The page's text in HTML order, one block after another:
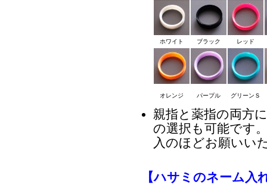
ホワイト ブラック レッド
オレンジ パープル グリーンＳ
親指と薬指の両方
の選択も可能です
入のほどお願いい
【ハサミのネーム入